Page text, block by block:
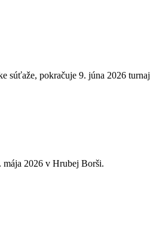
súťaže, pokračuje 9. júna 2026
2026 v Hrubej Borši.